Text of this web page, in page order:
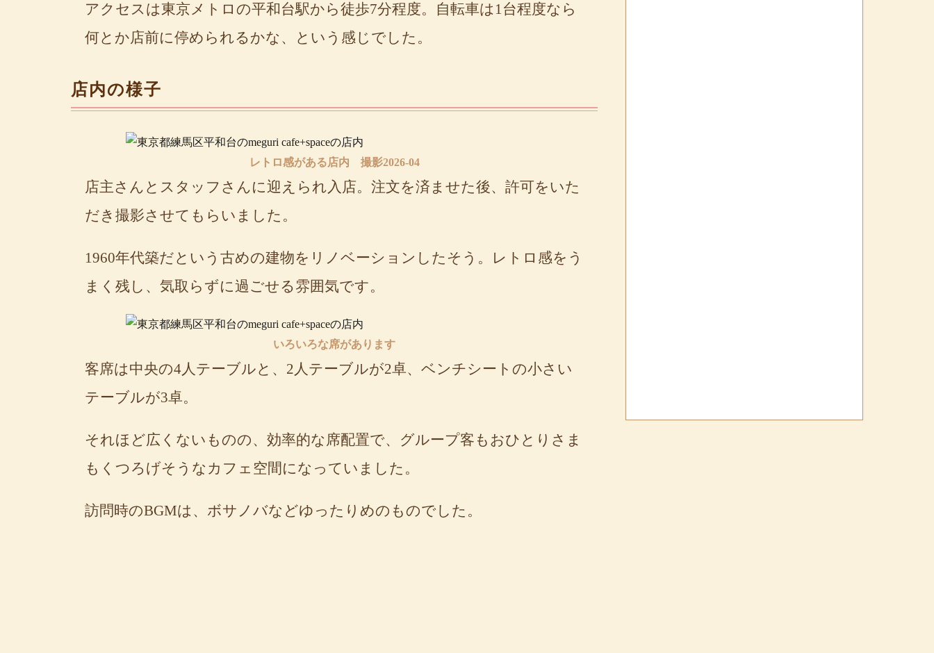
アクセスは東京メトロの平和台駅から徒歩7分程度。自転車は1台程度なら
何とか店前に停められるかな、という感じでした。
店内の様子
レトロ感がある店内 撮影2026-04
店主さんとスタッフさんに迎えられ入店。注文を済ませた後、許可をいた
だき撮影させてもらいました。
1960年代築だという古めの建物をリノベーションしたそう。レトロ感をう
まく残し、気取らずに過ごせる雰囲気です。
いろいろな席があります
客席は中央の4人テーブルと、2人テーブルが2卓、ベンチシートの小さい
テーブルが3卓。
それほど広くないものの、効率的な席配置で、グループ客もおひとりさま
もくつろげそうなカフェ空間になっていました。
訪問時のBGMは、ボサノバなどゆったりめのものでした。